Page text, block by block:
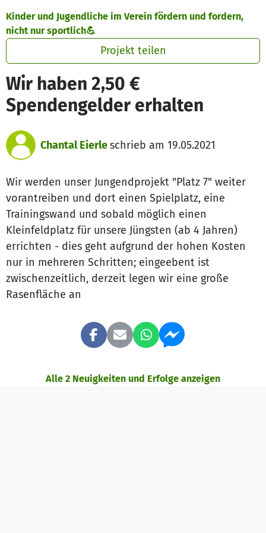
Kinder und Jugendliche im Verein fördern und fordern,
nicht nur sportlich💪
Projekt teilen
Wir haben 2,50 €
Spendengelder erhalten
Chantal Eierleschrieb am 19.05.2021
Wir werden unser Jungendprojekt "Platz 7" weiter
vorantreiben und dort einen Spielplatz, eine
Trainingswand und sobald möglich einen
Kleinfeldplatz für unsere Jüngsten (ab 4 Jahren)
errichten - dies geht aufgrund der hohen Kosten
nur in mehreren Schritten; eingeebent ist
zwischenzeitlich, derzeit legen wir eine große
Rasenfläche an
Alle 2 Neuigkeiten und Erfolge anzeigen